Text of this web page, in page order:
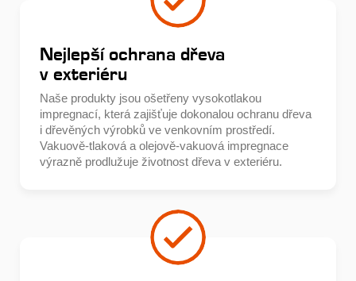
Nejlepší ochrana dřeva
v exteriéru
Naše produkty jsou ošetřeny vysokotlakou
impregnací, která zajišťuje dokonalou ochranu dřeva
i dřevěných výrobků ve venkovním prostředí.
Vakuově-tlaková a olejově-vakuová impregnace
výrazně prodlužuje životnost dřeva v exteriéru.